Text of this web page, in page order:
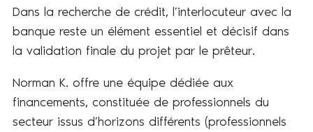
Dans la recherche de crédit, l’interlocuteur avec la
banque reste un élément essentiel et décisif dans
la validation finale du projet par le prêteur.
Norman K. offre une équipe dédiée aux
financements, constituée de professionnels du
secteur issus d’horizons différents (professionnels